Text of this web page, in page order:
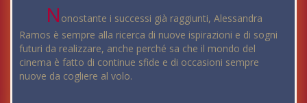
N onostante i successi già raggiunti, Alessandra
Ramos è sempre alla ricerca di nuove ispirazioni e di sogni
futuri da realizzare, anche perché sa che il mondo del
cinema è fatto di continue sfide e di occasioni sempre
nuove da cogliere al volo.